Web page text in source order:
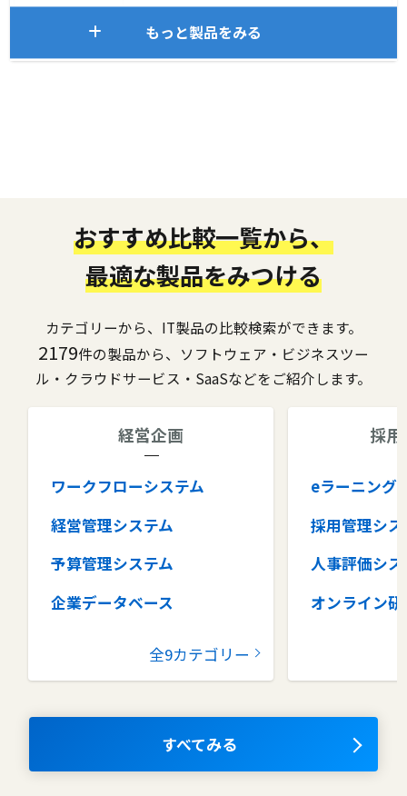
もっと製品をみる
おすすめ比較一覧から、
最適な製品をみつける
カテゴリーから、IT製品の比較検索ができます。
2179件の製品から、ソフトウェア・ビジネスツー
ル・クラウドサービス・SaaSなどをご紹介します。
経営企画
ワークフローシステム
経営管理システム
予算管理システム
企業データベース
グループウェア
コラボレーションツール
ナレッジマネジメントツール
全9カテゴリー
採
eラーニング
採用管理シス
人事評価シス
オンライン研
タレントマ
OKRツール
すべてみる